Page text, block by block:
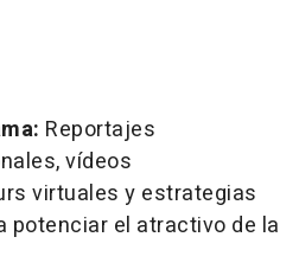
Reportajes
vídeos
virtuales y estrategias
potenciar el atractivo de la